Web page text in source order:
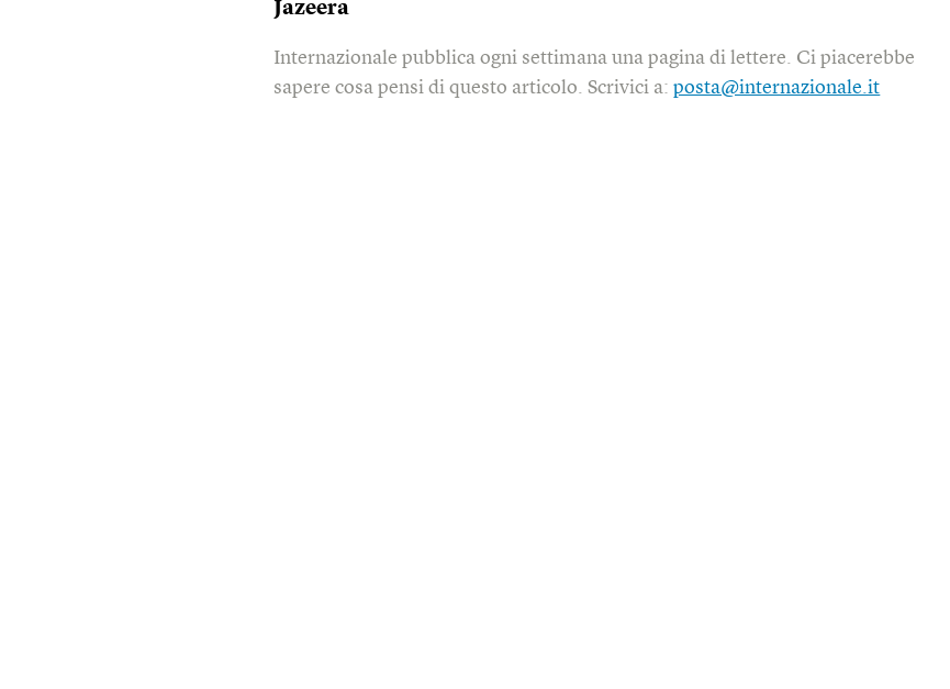
Jazeera
Internazionale pubblica ogni settimana una pagina di lettere. Ci piacerebbe
sapere cosa pensi di questo articolo. Scrivici a:posta@internazionale.it